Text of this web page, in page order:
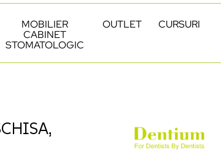
MOBILIER
CABINET
STOMATOLOGIC
OUTLET CURSURI